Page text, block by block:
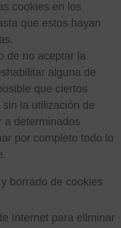
cookies en los
que estos hayan
de no aceptar la
alguna de
que ciertos
la utilización de
a determinados
por completo todo lo
borrado de cookies
Internet para eliminar